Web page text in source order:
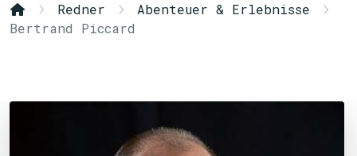
Redner
Abenteuer & Erlebnisse
Bertrand Piccard